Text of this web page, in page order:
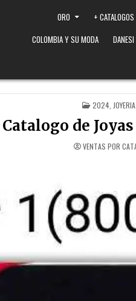
ORO + CATALOGOS
COLOMBIA Y SU MODA
DANESI
POSTED IN
2024
Catalogo de
VENTAS POR